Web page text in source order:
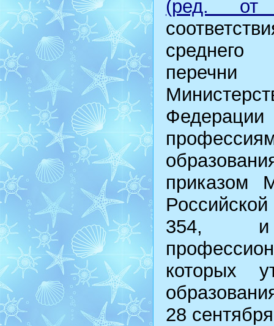
(ред. от
среднего
перечни
приказом
354, и
которых
28